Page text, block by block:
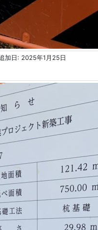
加日: 2025年1月25日